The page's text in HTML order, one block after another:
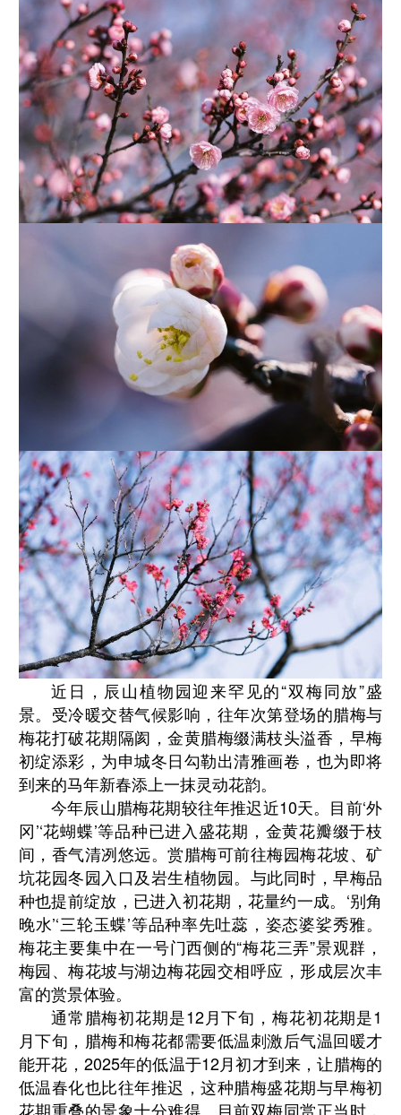
近日，辰山植物园迎来罕见的“双梅同放”盛
景。受冷暖交替气候影响，往年次第登场的腊梅与
梅花打破花期隔阂，金黄腊梅缀满枝头溢香，早梅
初绽添彩，为申城冬日勾勒出清雅画卷，也为即将
到来的马年新春添上一抹灵动花韵。
今年辰山腊梅花期较往年推迟近10天。目前‘外
冈’‘花蝴蝶’等品种已进入盛花期，金黄花瓣缀于枝
间，香气清冽悠远。赏腊梅可前往梅园梅花坡、矿
坑花园冬园入口及岩生植物园。与此同时，早梅品
种也提前绽放，已进入初花期，花量约一成。‘别角
晚水’‘三轮玉蝶’等品种率先吐蕊，姿态婆娑秀雅。
梅花主要集中在一号门西侧的“梅花三弄”景观群，
梅园、梅花坡与湖边梅花园交相呼应，形成层次丰
富的赏景体验。
通常腊梅初花期是12月下旬，梅花初花期是1
月下旬，腊梅和梅花都需要低温刺激后气温回暖才
能开花，2025年的低温于12月初才到来，让腊梅的
低温春化也比往年推迟，这种腊梅盛花期与早梅初
花期重叠的景象十分难得。目前双梅同赏正当时，